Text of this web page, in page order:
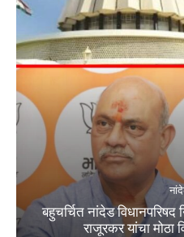
बहुचर्चित नांदेड
राजूरकर यांचा मोठा